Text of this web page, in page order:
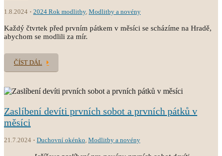
1.8.2024 2024 Rok modlitby, Modlitby a novény
Každý čtvrtek před prvním pátkem v měsíci se scházíme na Hradě,
abychom se modlili za mír.
ČÍST DÁL
Zaslíbení devíti prvních sobot a prvních pátků v
měsíci
21.7.2024 Duchovní okénko, Modlitby a novény